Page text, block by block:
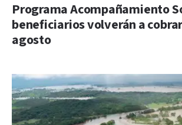
Programa Acompañamiento
beneficiarios volverán a
agosto